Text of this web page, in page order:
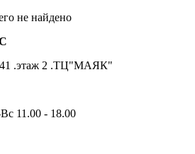
не найдено
41 .этаж 2 .ТЦ"МАЯК"
11.00 - 18.00